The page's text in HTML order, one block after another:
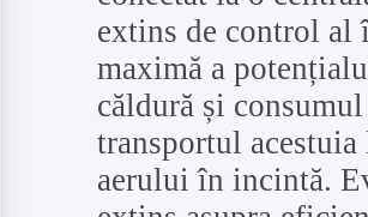
extins de control al
maximă a
căldură și
transportul
aerului în incintă.